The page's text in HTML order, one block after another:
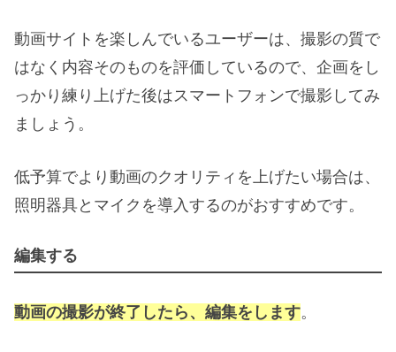
動画サイトを楽しんでいるユーザーは、撮影の質で
はなく内容そのものを評価しているので、企画をし
っかり練り上げた後はスマートフォンで撮影してみ
ましょう。
低予算でより動画のクオリティを上げたい場合は、
照明器具とマイクを導入するのがおすすめです。
編集する
動画の撮影が終了したら、編集をします。